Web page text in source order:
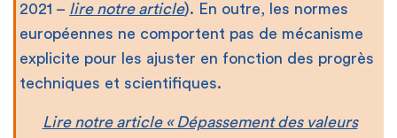
2021 – lire notre article). En outre, les normes
européennes ne comportent pas de mécanisme
explicite pour les ajuster en fonction des progrès
techniques et scientifiques.
Lire notre article « Dépassement des valeurs